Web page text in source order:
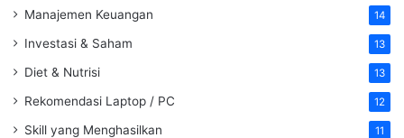
Manajemen Keuangan 14
Investasi & Saham 13
Diet & Nutrisi 13
Rekomendasi Laptop / PC 12
Skill yang Menghasilkan 11